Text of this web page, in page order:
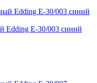
Edding E-30/003 синий